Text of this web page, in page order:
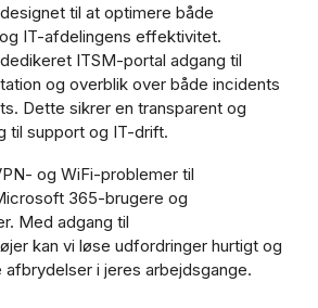
til at optimere både
IT-afdelingens effektivitet.
ITSM-portal adgang til
og overblik over både incidents
Dette sikrer en transparent og
til support og IT-drift.
og WiFi-problemer til
365-brugere og
Med adgang til
kan vi løse udfordringer hurtigt og
afbrydelser i jeres arbejdsgange.